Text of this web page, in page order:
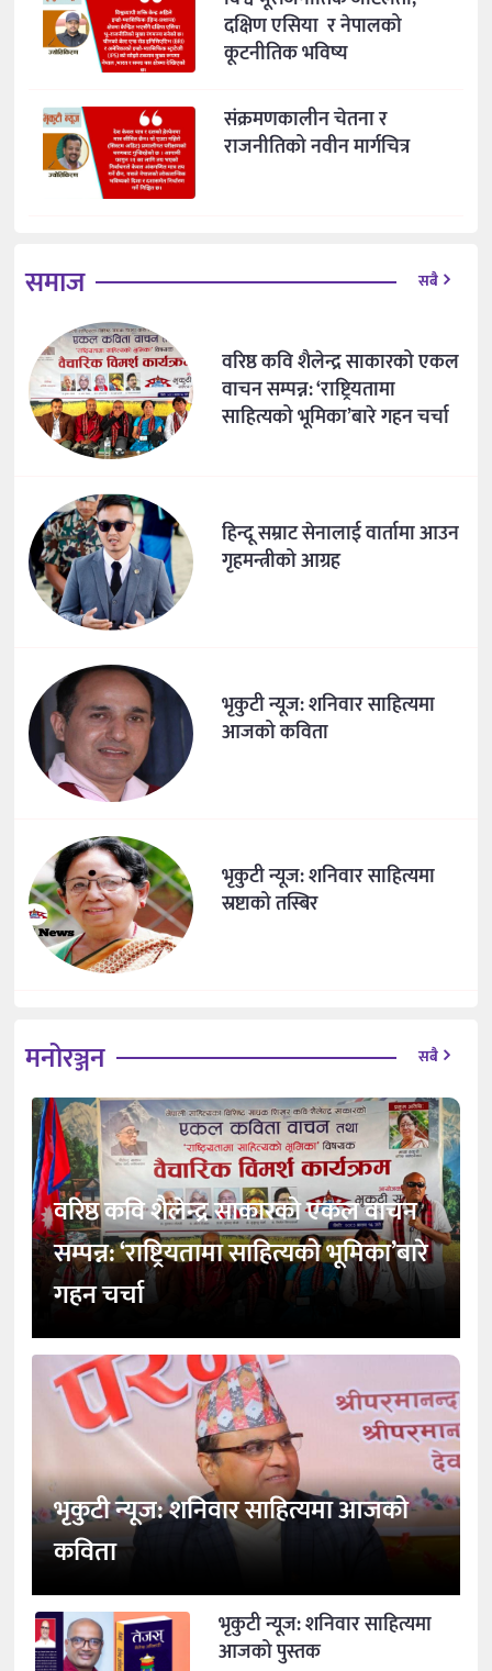
दक्षिण एसिया र नेपालको
कूटनीतिक भविष्य
संक्रमणकालीन चेतना र
राजनीतिको नवीन मार्गचित्र
समाज सबै
वरिष्ठ कवि शैलेन्द्र साकारको एकल
वाचन सम्पन्न: ‘राष्ट्रियतामा
साहित्यको भूमिका’बारे गहन चर्चा
हिन्दू सम्राट सेनालाई वार्तामा आउन
गृहमन्त्रीको आग्रह
भृकुटी न्यूज: शनिवार साहित्यमा
आजको कविता
भृकुटी न्यूज: शनिवार साहित्यमा
स्रष्टाको तस्बिर
मनोरञ्जन सबै
वरिष्ठ कवि शैलेन्द्र साकारको एकल वाचन
सम्पन्न: ‘राष्ट्रियतामा साहित्यको भूमिका’बारे
गहन चर्चा
भृकुटी न्यूज: शनिवार साहित्यमा आजको
कविता
भृकुटी न्यूज: शनिवार साहित्यमा
आजको पुस्तक